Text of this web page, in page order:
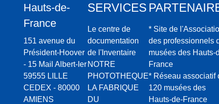
Hauts-de-
France
151 avenue du
Président-Hoover
- 15 Mail Albert-Ier
59555 LILLE
CEDEX - 80000
AMIENS
SERVICES
Le centre de
documentation
de l'Inventaire
NOTRE
PHOTOTHEQUE
LA FABRIQUE
DU
* Site de
des professionnels
musées des Hauts-
France
* Réseau associatif
120 musées des
Hauts-de-France